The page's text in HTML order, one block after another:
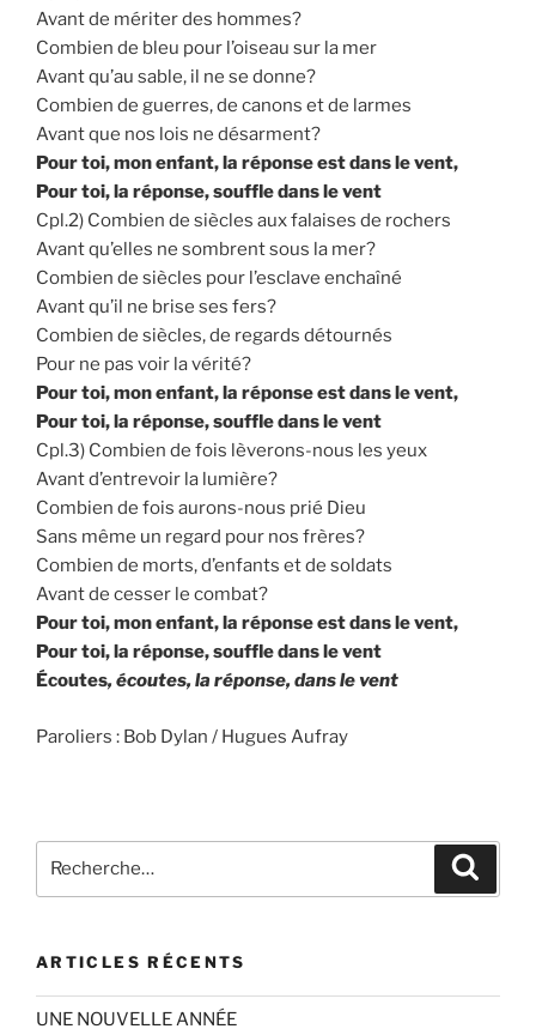
Avant de mériter des hommes?
Combien de bleu pour l’oiseau sur la mer
Avant qu’au sable, il ne se donne?
Combien de guerres, de canons et de larmes
Avant que nos lois ne désarment?
Pour toi, mon enfant, la réponse est dans le vent,
Pour toi, la réponse, souffle dans le vent
Cpl.2) Combien de siècles aux falaises de rochers
Avant qu’elles ne sombrent sous la mer?
Combien de siècles pour l’esclave enchaîné
Avant qu’il ne brise ses fers?
Combien de siècles, de regards détournés
Pour ne pas voir la vérité?
Pour toi, mon enfant, la réponse est dans le vent,
Pour toi, la réponse, souffle dans le vent
Cpl.3) Combien de fois lèverons-nous les yeux
Avant d’entrevoir la lumière?
Combien de fois aurons-nous prié Dieu
Sans même un regard pour nos frères?
Combien de morts, d’enfants et de soldats
Avant de cesser le combat?
Pour toi, mon enfant, la réponse est dans le vent,
Pour toi, la réponse, souffle dans le vent
Écoutes, écoutes, la réponse, dans le vent
Paroliers : Bob Dylan / Hugues Aufray
pour
ARTICLES RÉCENTS
UNE NOUVELLE ANNÉE